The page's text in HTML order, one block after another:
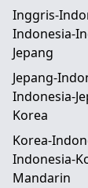
Inggris-
Indonesia-
Jepang
Jepang-
Indonesia-
Korea
Korea-
Indonesia-
Mandarin